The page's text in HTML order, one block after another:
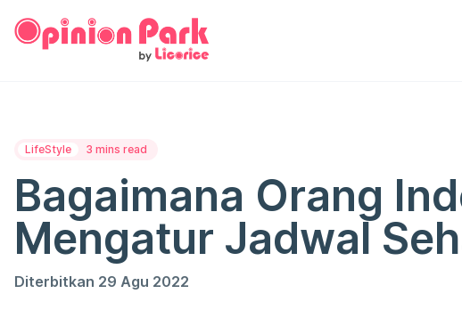
LifeStyle 3 mins read
Bagaimana Orang
Mengatur Jadwal
Diterbitkan 29 Agu 2022